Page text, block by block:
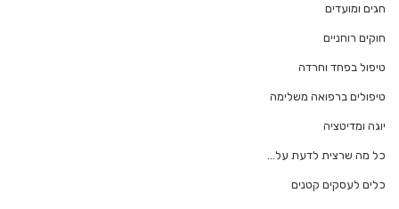
חגים ומועדים
חוקים רוחניים
טיפול בפחד וחרדה
טיפולים ברפואה משלימה
יוגה ומדיטציה
כל מה שרצית לדעת על…
כלים לעסקים קטנים